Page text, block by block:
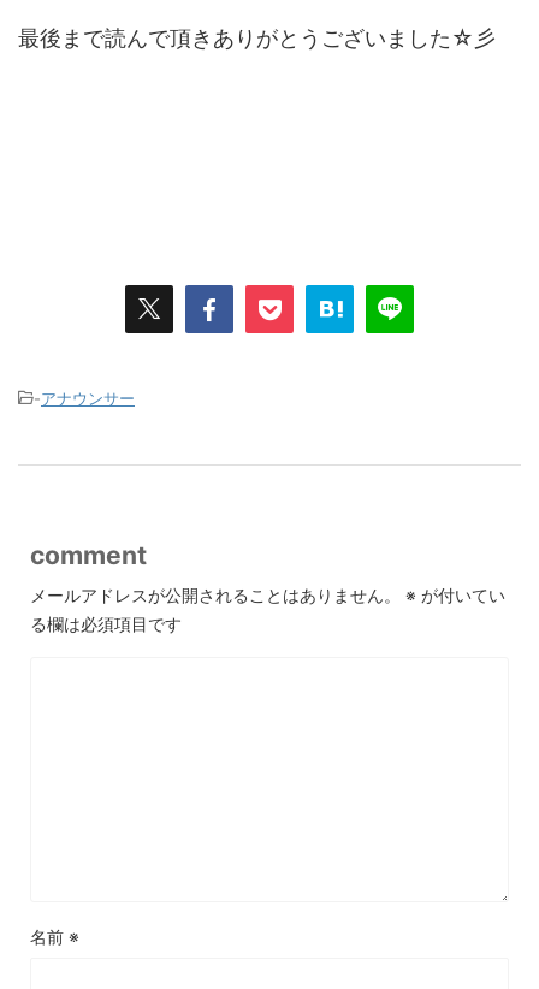
最後まで読んで頂きありがとうございました☆彡
-アナウンサー
comment
メールアドレスが公開されることはありません。 ※ が付いてい
る欄は必須項目です
名前 ※